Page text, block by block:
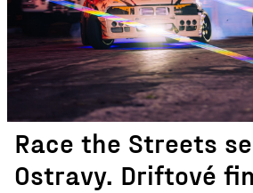
Race the Streets
Ostravy. Driftové